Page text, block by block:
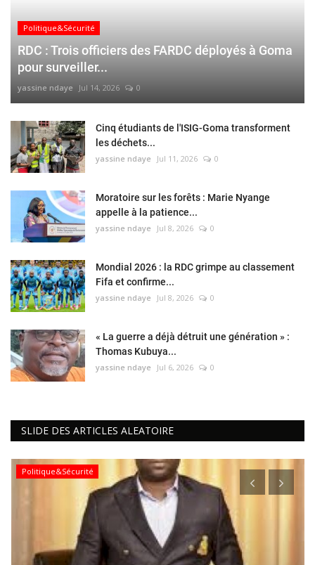
Politique&Sécurité
RDC : Trois officiers des FARDC déployés à Goma
pour surveiller...
yassine ndaye Jul 14, 2026 0
Cinq étudiants de l'ISIG-Goma transforment
les déchets...
yassine ndaye Jul 11, 2026 0
Moratoire sur les forêts : Marie Nyange
appelle à la patience...
yassine ndaye Jul 8, 2026 0
Mondial 2026 : la RDC grimpe au classement
Fifa et confirme...
yassine ndaye Jul 8, 2026 0
« La guerre a déjà détruit une génération » :
Thomas Kubuya...
yassine ndaye Jul 6, 2026 0
SLIDE DES ARTICLES ALEATOIRE
Politique&Sécurité